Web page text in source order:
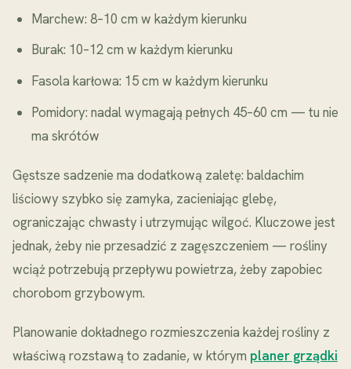
Marchew: 8–10 cm w każdym kierunku
Burak: 10–12 cm w każdym kierunku
Fasola karłowa: 15 cm w każdym kierunku
Pomidory: nadal wymagają pełnych 45–60 cm — tu nie
ma skrótów
Gęstsze sadzenie ma dodatkową zaletę: baldachim
liściowy szybko się zamyka, zacieniając glebę,
ograniczając chwasty i utrzymując wilgoć. Kluczowe jest
jednak, żeby nie przesadzić z zagęszczeniem — rośliny
wciąż potrzebują przepływu powietrza, żeby zapobiec
chorobom grzybowym.
Planowanie dokładnego rozmieszczenia każdej rośliny z
właściwą rozstawą to zadanie, w którym planer grządki